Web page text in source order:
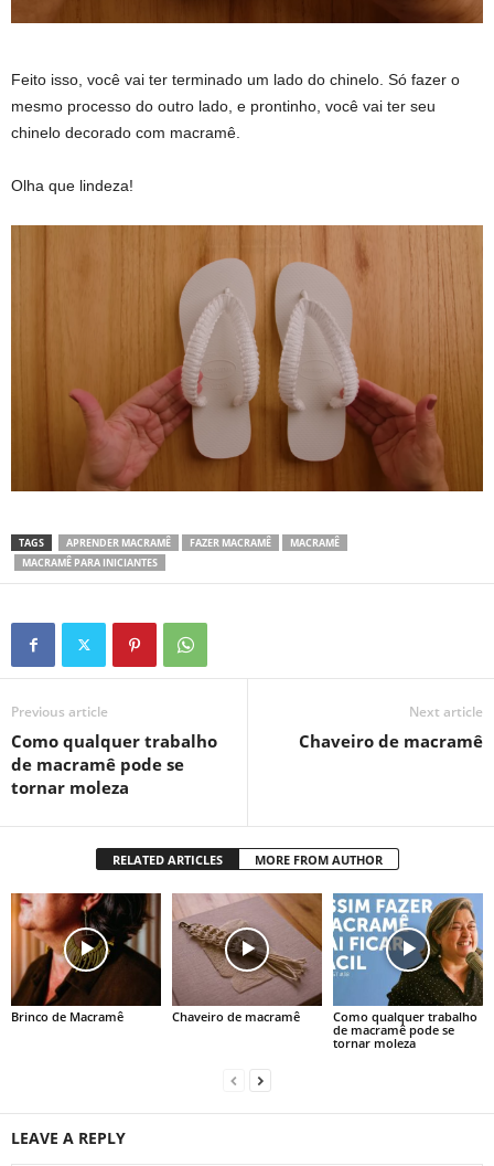
Feito isso, você vai ter terminado um lado do chinelo. Só fazer o
mesmo processo do outro lado, e prontinho, você vai ter seu
chinelo decorado com macramê.
Olha que lindeza!
TAGS APRENDER MACRAMÊ FAZER MACRAMÊ
MACRAMÊ
MACRAMÊ PARA INICIANTES
Previous article
Como qualquer trabalho
de macramê pode se
tornar moleza
Next article
Chaveiro de macramê
RELATED ARTICLES MORE FROM AUTHOR
Brinco de Macramê Chaveiro de macramê
Como qualquer trabalho
de macramê pode se
tornar moleza
LEAVE A REPLY